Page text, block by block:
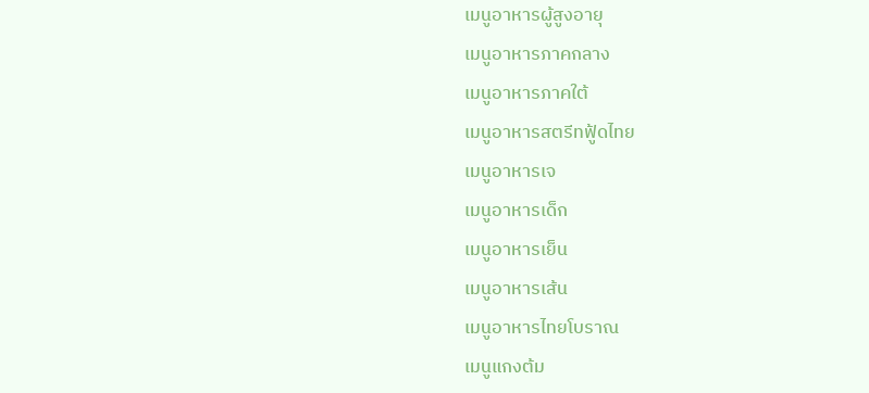
เมนูอาหารผู้สูงอายุ
เมนูอาหารภาคกลาง
เมนูอาหารภาคใต้
เมนูอาหารสตรีทฟู้ดไทย
เมนูอาหารเจ
เมนูอาหารเด็ก
เมนูอาหารเย็น
เมนูอาหารเส้น
เมนูอาหารไทยโบราณ
เมนูแกงต้ม